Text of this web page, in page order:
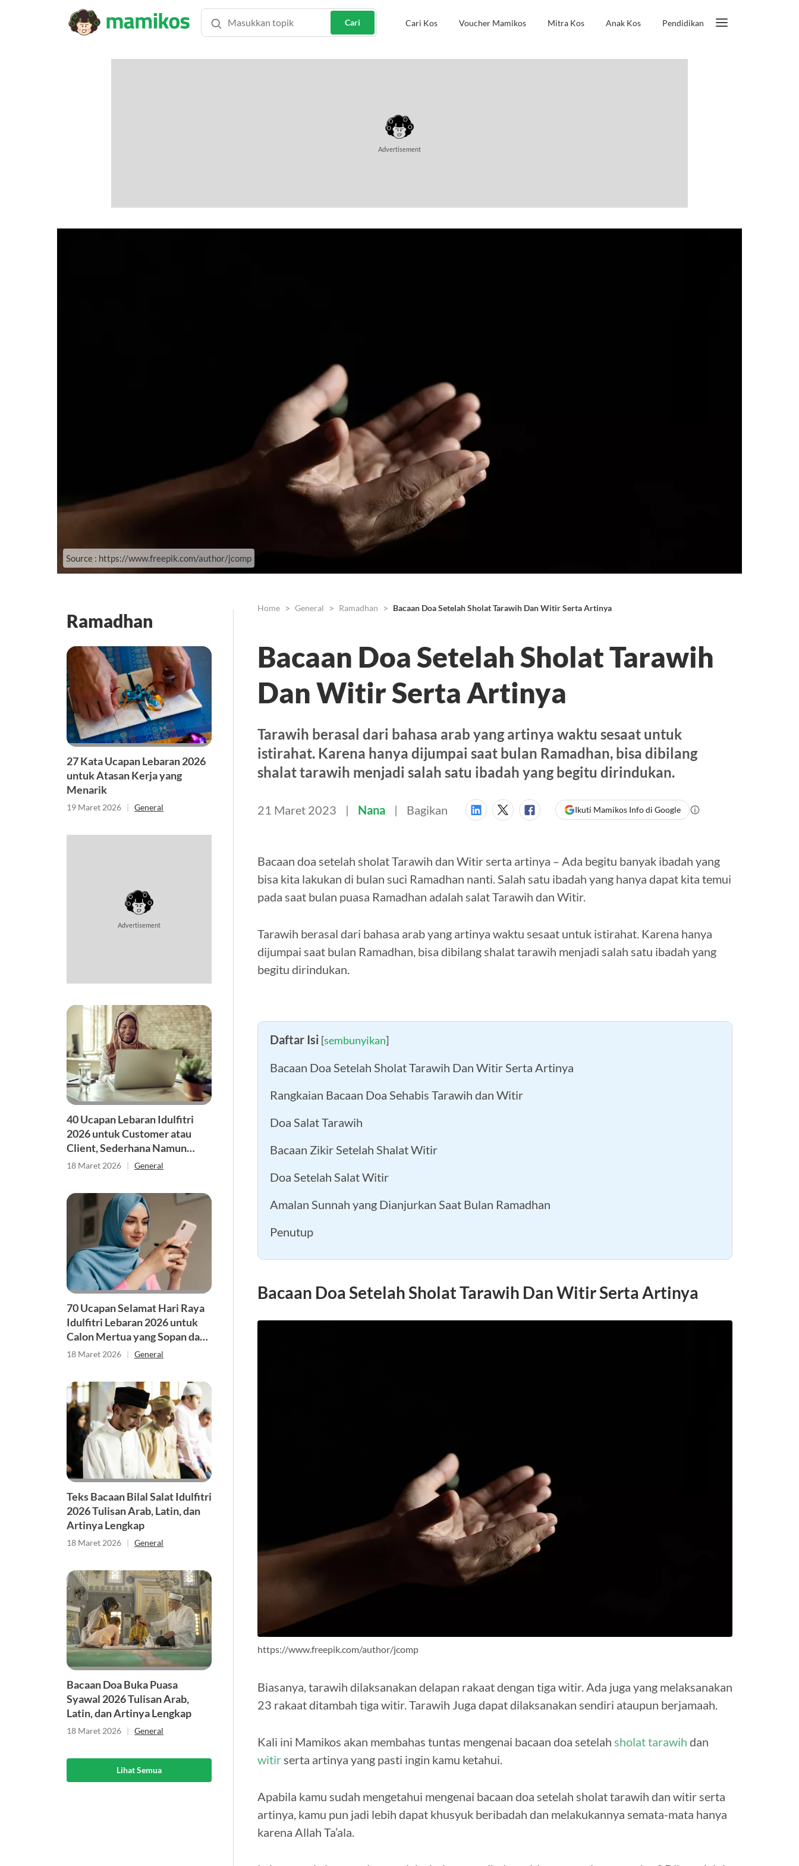
Cari Cari Kos Voucher Mamikos Mitra Kos Anak Kos Pendidikan
Advertisement
Source : https://www.freepik.com/author/jcomp
Ramadhan
27 Kata Ucapan Lebaran 2026
untuk Atasan Kerja yang
Menarik
19 Maret 2026 | General
Advertisement
40 Ucapan Lebaran Idulfitri
2026 untuk Customer atau
Client, Sederhana Namun
Penuh Makna
18 Maret 2026 | General
70 Ucapan Selamat Hari Raya
Idulfitri Lebaran 2026 untuk
Calon Mertua yang Sopan dan
Berkesan
18 Maret 2026 | General
Teks Bacaan Bilal Salat Idulfitri
2026 Tulisan Arab, Latin, dan
Artinya Lengkap
18 Maret 2026 | General
Bacaan Doa Buka Puasa
Syawal 2026 Tulisan Arab,
Latin, dan Artinya Lengkap
18 Maret 2026 | General
Lihat Semua
Home General Ramadhan Bacaan Doa Setelah Sholat Tarawih Dan Witir Serta Artinya
Bacaan Doa Setelah Sholat Tarawih
Dan Witir Serta Artinya
Tarawih berasal dari bahasa arab yang artinya waktu sesaat untuk
istirahat. Karena hanya dijumpai saat bulan Ramadhan, bisa dibilang
shalat tarawih menjadi salah satu ibadah yang begitu dirindukan.
21 Maret 2023 Nana Bagikan Ikuti Mamikos Info di Google
Bacaan doa setelah sholat Tarawih dan Witir serta artinya – Ada begitu banyak ibadah yang
bisa kita lakukan di bulan suci Ramadhan nanti. Salah satu ibadah yang hanya dapat kita temui
pada saat bulan puasa Ramadhan adalah salat Tarawih dan Witir.
Tarawih berasal dari bahasa arab yang artinya waktu sesaat untuk istirahat. Karena hanya
dijumpai saat bulan Ramadhan, bisa dibilang shalat tarawih menjadi salah satu ibadah yang
begitu dirindukan.
Daftar Isi [sembunyikan]
Bacaan Doa Setelah Sholat Tarawih Dan Witir Serta Artinya
Rangkaian Bacaan Doa Sehabis Tarawih dan Witir
Doa Salat Tarawih
Bacaan Zikir Setelah Shalat Witir
Doa Setelah Salat Witir
Amalan Sunnah yang Dianjurkan Saat Bulan Ramadhan
Penutup
Bacaan Doa Setelah Sholat Tarawih Dan Witir Serta Artinya
https://www.freepik.com/author/jcomp
Biasanya, tarawih dilaksanakan delapan rakaat dengan tiga witir. Ada juga yang melaksanakan
23 rakaat ditambah tiga witir. Tarawih Juga dapat dilaksanakan sendiri ataupun berjamaah.
Kali ini Mamikos akan membahas tuntas mengenai bacaan doa setelah sholat tarawih dan
witir serta artinya yang pasti ingin kamu ketahui.
Apabila kamu sudah mengetahui mengenai bacaan doa setelah sholat tarawih dan witir serta
artinya, kamu pun jadi lebih dapat khusyuk beribadah dan melakukannya semata-mata hanya
karena Allah Ta’ala.